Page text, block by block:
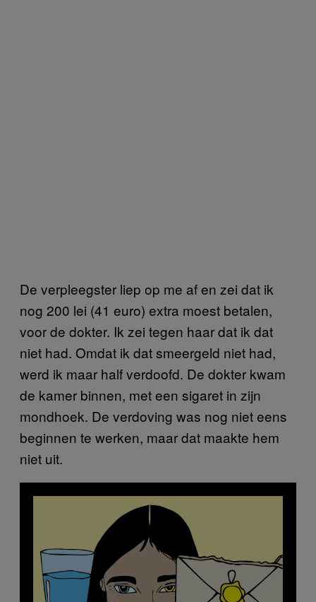
De verpleegster liep op me af en zei dat ik
nog 200 lei (41 euro) extra moest betalen,
voor de dokter. Ik zei tegen haar dat ik dat
niet had. Omdat ik dat smeergeld niet had,
werd ik maar half verdoofd. De dokter kwam
de kamer binnen, met een sigaret in zijn
mondhoek. De verdoving was nog niet eens
beginnen te werken, maar dat maakte hem
niet uit.